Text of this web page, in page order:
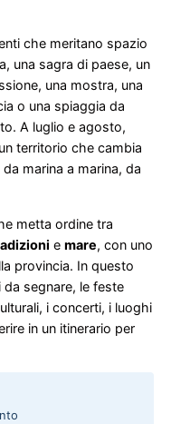
che meritano spazio
una sagra di paese, un
una mostra, una
o una spiaggia da
A luglio e agosto,
territorio che cambia
marina a marina, da
metta ordine tra
e mare, con uno
provincia. In questo
segnare, le feste
i concerti, i luoghi
in un itinerario per